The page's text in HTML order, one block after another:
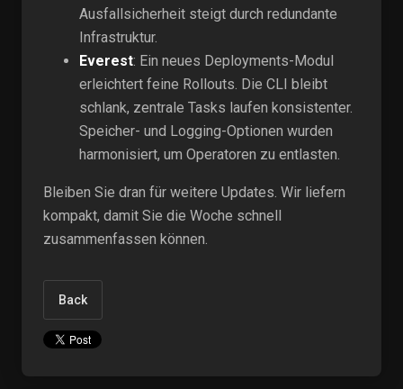
Ausfallsicherheit steigt durch redundante
Infrastruktur.
Everest: Ein neues Deployments-Modul
erleichtert feine Rollouts. Die CLI bleibt
schlank, zentrale Tasks laufen konsistenter.
Speicher- und Logging-Optionen wurden
harmonisiert, um Operatoren zu entlasten.
Bleiben Sie dran für weitere Updates. Wir liefern
kompakt, damit Sie die Woche schnell
zusammenfassen können.
Back